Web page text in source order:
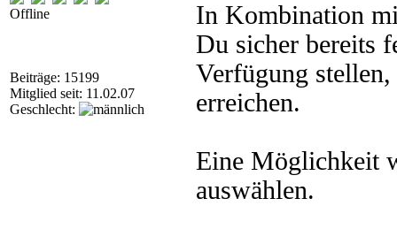
Offline
Beiträge: 15199
Mitglied seit: 11.02.07
Geschlecht:
In Kombination
Du sicher bereits
Verfügung
erreichen.
Eine Möglichkeit
auswählen.